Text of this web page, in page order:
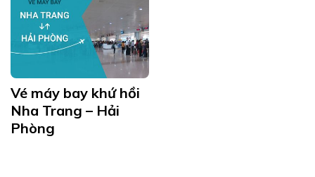
Vé máy bay khứ hồi
Nha Trang – Hải
Phòng